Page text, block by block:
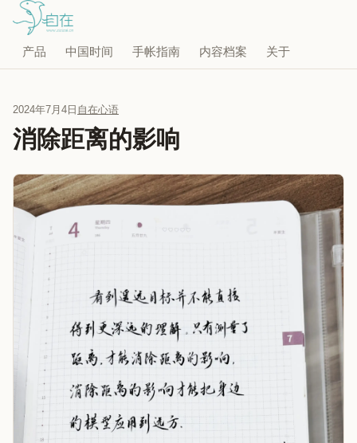
产品 中国时间 手帐指南 内容档案 关于
2024年7月4日 自在心语
消除距离的影响